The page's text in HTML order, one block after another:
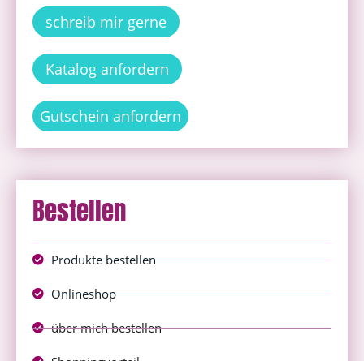
schreib mir gerne
Katalog anfordern
Gutschein anfordern
Bestellen
Produkte bestellen
Onlineshop
über mich bestellen